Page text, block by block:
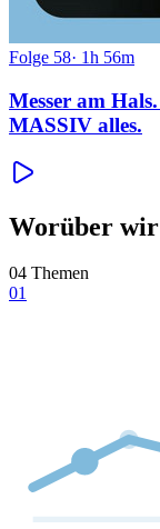
Folge 58· 1h 56m
Messer am
MASSIV alles.
Worüber
04 Themen
01